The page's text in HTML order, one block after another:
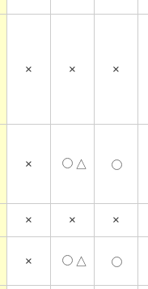
× × ×
× △
× × ×
× △